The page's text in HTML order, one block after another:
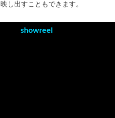
映し出すこともできます。
showreel